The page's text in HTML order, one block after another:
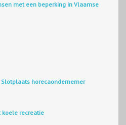
met een beperking in Vlaamse
horecaondernemer
koele recreatie